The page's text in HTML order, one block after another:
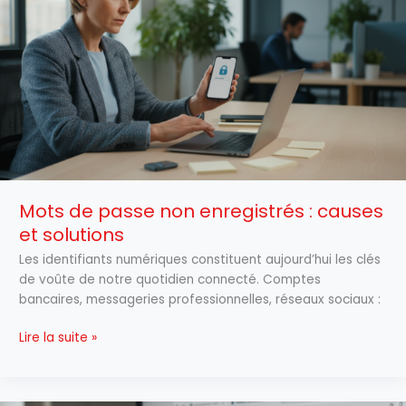
Mots de passe non enregistrés : causes
et solutions
Les identifiants numériques constituent aujourd’hui les clés
de voûte de notre quotidien connecté. Comptes
bancaires, messageries professionnelles, réseaux sociaux :
enregistrés
:
causes
et
solutions
Lire la suite »